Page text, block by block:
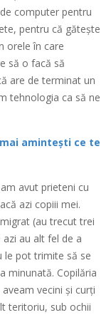
computer pentru
pentru că gătește
orele în care
să o facă să
are de terminat un
tehnologia ca să ne
amintești ce te
avut prieteni cu
azi copiii mei.
(au trecut trei
au alt fel de a
le pot trimite să se
minunată. Copilăria
vecini și curți
teritoriu, sub ochii